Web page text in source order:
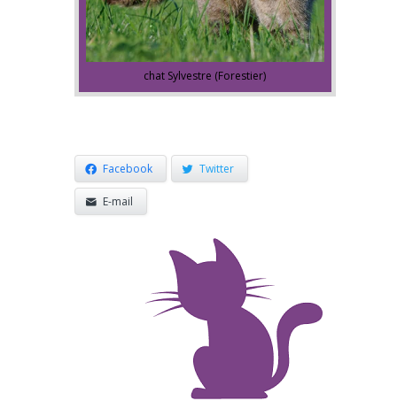
chat Sylvestre (Forestier)
Facebook Twitter
E-mail